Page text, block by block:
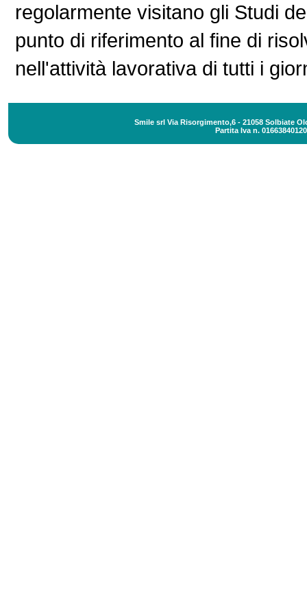
regolarmente visitano gli Studi
punto di riferimento al fine di
nell'attività lavorativa di tutti i
Smile srl Via Risorgimento,6 - 21058 Solbiate
Partita Iva n.